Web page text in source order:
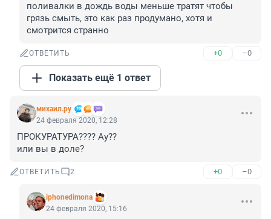
поливалки в дождь воды меньше тратят чтобы
грязь смыть, это как раз продумано, хотя и
смотрится странно
ОТВЕТИТЬ +0 –0
Показать ещё 1 ответ
михаил.ру
24 февраля 2020, 12:28
ПРОКУРАТУРА???? Ау??
или вы в доле?
ОТВЕТИТЬ 2 +0 –0
iphonedimona
24 февраля 2020, 15:16